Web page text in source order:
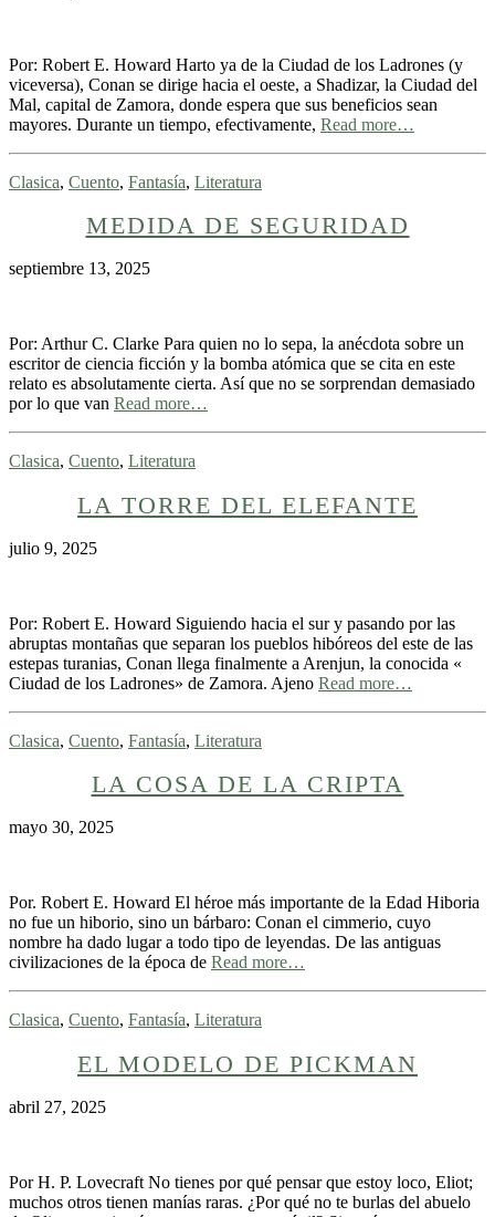
Por: Robert E. Howard Harto ya de la Ciudad de los Ladrones (y
viceversa), Conan se dirige hacia el oeste, a Shadizar, la Ciudad del
Mal, capital de Zamora, donde espera que sus beneficios sean
mayores. Durante un tiempo, efectivamente, Read more…
Clasica, Cuento, Fantasía, Literatura
MEDIDA DE SEGURIDAD
septiembre 13, 2025
Por: Arthur C. Clarke Para quien no lo sepa, la anécdota sobre un
escritor de ciencia ficción y la bomba atómica que se cita en este
relato es absolutamente cierta. Así que no se sorprendan demasiado
por lo que van Read more…
Clasica, Cuento, Literatura
LA TORRE DEL ELEFANTE
julio 9, 2025
Por: Robert E. Howard Siguiendo hacia el sur y pasando por las
abruptas montañas que separan los pueblos hibóreos del este de las
estepas turanias, Conan llega finalmente a Arenjun, la conocida «
Ciudad de los Ladrones» de Zamora. Ajeno Read more…
Clasica, Cuento, Fantasía, Literatura
LA COSA DE LA CRIPTA
mayo 30, 2025
Por. Robert E. Howard El héroe más importante de la Edad Hiboria
no fue un hiborio, sino un bárbaro: Conan el cimmerio, cuyo
nombre ha dado lugar a todo tipo de leyendas. De las antiguas
civilizaciones de la época de Read more…
Clasica, Cuento, Fantasía, Literatura
EL MODELO DE PICKMAN
abril 27, 2025
Por H. P. Lovecraft No tienes por qué pensar que estoy loco, Eliot;
muchos otros tienen manías raras. ¿Por qué no te burlas del abuelo